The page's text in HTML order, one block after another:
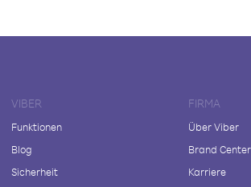
VIBER
Funktionen
Blog
Sicherheit
FIRMA
Über Viber
Brand Center
Karriere